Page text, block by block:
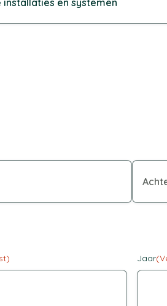
en systemen
Jaar